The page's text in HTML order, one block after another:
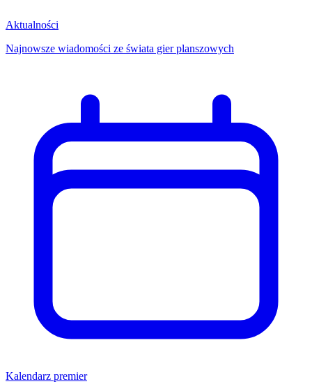
Aktualności
Najnowsze wiadomości ze świata gier planszowych
Kalendarz premier